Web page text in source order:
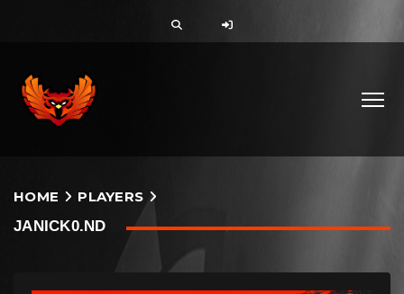
HOME
PLAYERS
JANICK0.ND